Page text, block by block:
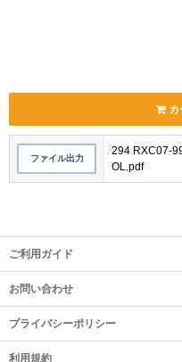
カ
ファイル出力
294 RXC07-
OL.pdf
ご利用ガイド
お問い合わせ
プライバシーポリシー
利用規約